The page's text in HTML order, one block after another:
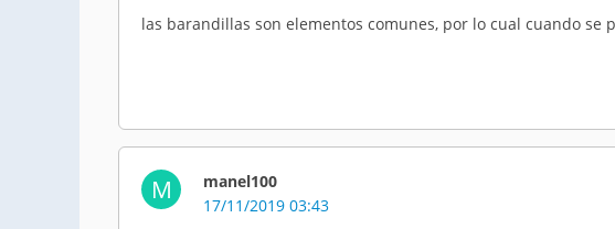
las barandillas son elementos comunes, por lo cual cuando se
M
manel100
17/11/2019 03:43